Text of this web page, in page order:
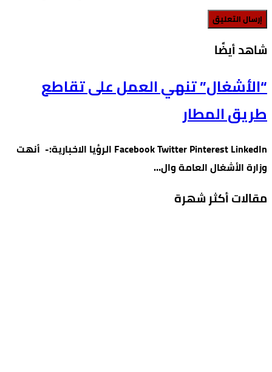
‫شاهد أيضًا‬
“الأشغال” تنهي العمل على تقاطع
طريق المطار
Facebook Twitter Pinterest LinkedIn الرؤيا الاخبارية:- أنهت
وزارة الأشغال العامة وال…
مقالات أكثر شهرة